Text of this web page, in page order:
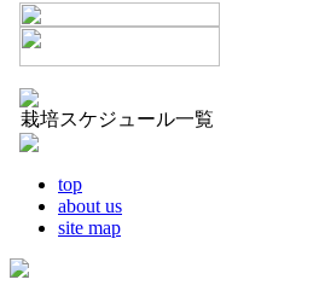
栽培スケジュール一覧
top
about us
site map